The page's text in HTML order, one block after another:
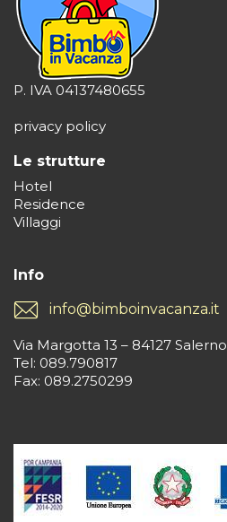
P. IVA 04137480655
privacy policy
Le strutture
Hotel
Residence
Villaggi
Info
info@bimboinvacanza.it
Via Margotta 13 – 84127 Salerno
Tel: 089.790817
Fax: 089.2750299